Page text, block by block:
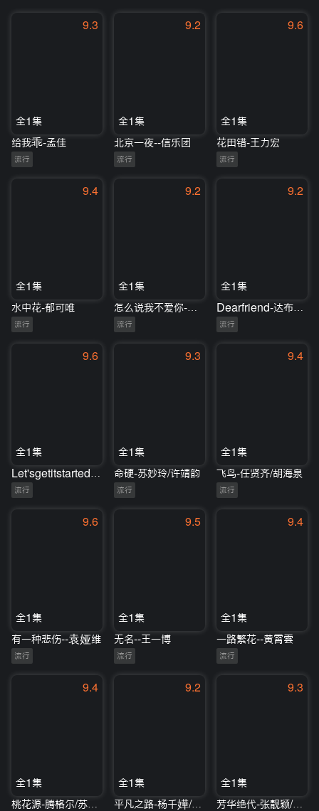
9.3
全1集
给我乖-孟佳
流行
9.2
全1集
北京一夜--信乐团
流行
9.6
全1集
花田错-王力宏
流行
9.4
全1集
水中花-郁可唯
流行
9.2
全1集
怎么说我不爱你-萧敬腾/张淇
流行
9.2
全1集
Dearfriend-达布希勒图
流行
9.6
全1集
流行
9.3
全1集
命硬-苏妙玲/许靖韵
流行
9.4
全1集
飞鸟-任贤齐/胡海泉
流行
9.6
全1集
有一种悲伤--袁娅维
流行
9.5
全1集
无名--王一博
流行
9.4
全1集
一路繁花--黄霄雲
流行
9.4
全1集
桃花源-腾格尔/苏醒/吴莫愁/白举纲
9.2
全1集
平凡之路-杨千嬅/叶晓粤
9.3
全1集
芳华绝代-张靓颖/刘柏辛